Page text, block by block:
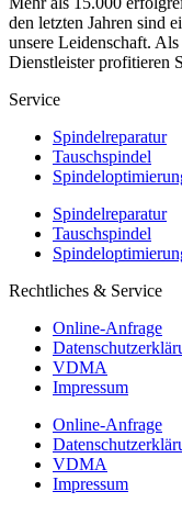
den letzten Jahren sind
unsere Leidenschaft.
Dienstleister profitieren
Service
Spindelreparatur
Tauschspindel
Spindelreparatur
Tauschspindel
Rechtliches & Service
Online-Anfrage
VDMA
Impressum
Online-Anfrage
VDMA
Impressum